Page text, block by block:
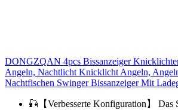
DONGZQAN 4pcs Bissanzeiger
Angeln, Nachtlicht Knicklicht Angeln,
Nachtfischen Swinger Bissanzeiger Mit
🎣【Verbesserte Konfiguration】 Das